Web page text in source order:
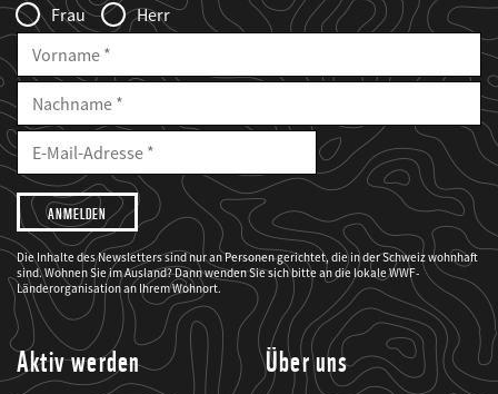
Frau
Herr
Vorname
Nachname
E-
Mailadresse
E-
Adresse
Ich
möchte,
dass
der
WWF
mich
über
seine
Projekte
informiert.
Die Inhalte des Newsletters sind nur an Personen gerichtet, die in der Schweiz wohnhaft
sind. Wohnen Sie im Ausland? Dann wenden Sie sich bitte an die lokale WWF-
Länderorganisation an Ihrem Wohnort.
Aktiv werden Über uns